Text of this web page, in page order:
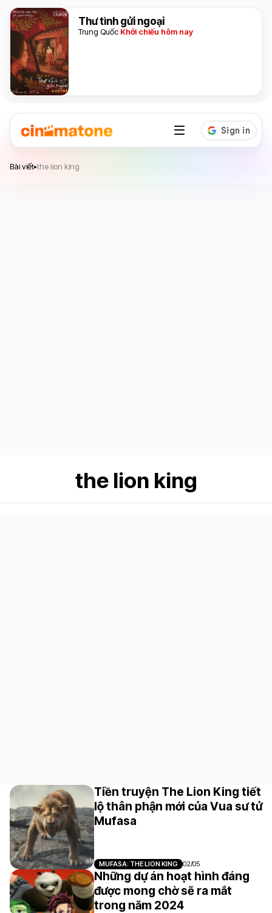
Thư tình gửi ngoại
Trung Quốc Khởi chiếu hôm nay
Bài viết▸the lion king
the lion king
Tiền truyện The Lion King tiết
lộ thân phận mới của Vua sư tử
Mufasa
MUFASA: THE LION KING 02/05
Những dự án hoạt hình đáng
được mong chờ sẽ ra mắt
trong năm 2024